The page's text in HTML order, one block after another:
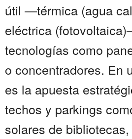
útil —térmica (agua
eléctrica
tecnologías como
o concentradores. En
es la apuesta
techos y parkings
solares de